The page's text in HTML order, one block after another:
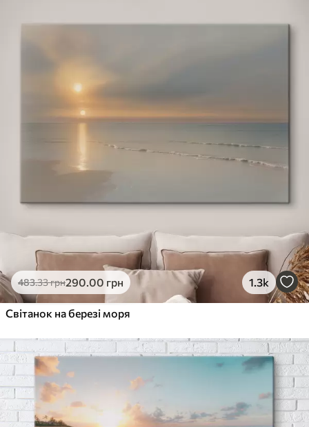
483.33грн290.00 грн 1.3k
Світанок на березі моря